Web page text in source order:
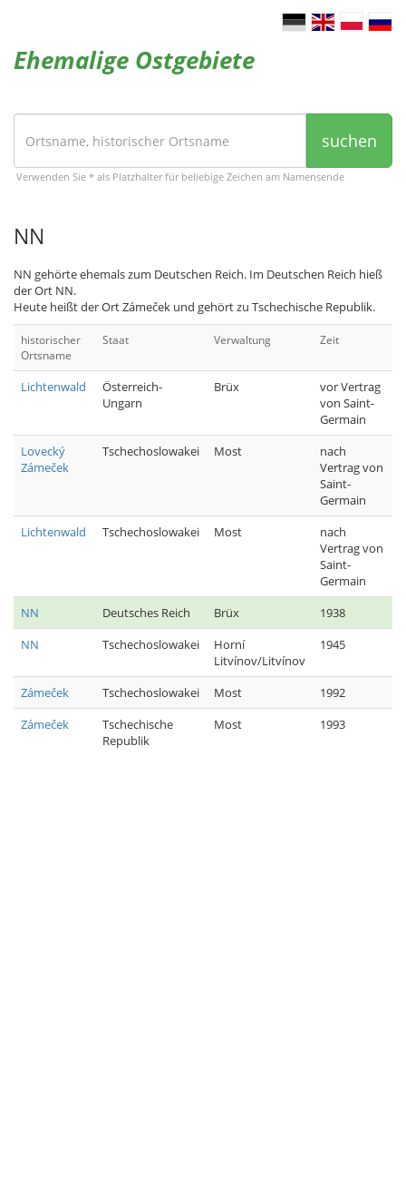
Ehemalige Ostgebiete
suchen
Verwenden Sie * als Platzhalter für beliebige Zeichen am Namensende
NN
NN gehörte ehemals zum Deutschen Reich. Im Deutschen Reich hieß
der Ort NN.
Heute heißt der Ort Zámeček und gehört zu Tschechische Republik.
historischer
Ortsname
Staat Verwaltung Zeit
Lichtenwald
Österreich-
Ungarn
Brüx
vor Vertrag
von Saint-
Germain
Lovecký
Zámeček
Tschechoslowakei Most
nach
Vertrag von
Saint-
Germain
Lichtenwald
Tschechoslowakei Most
nach
Vertrag von
Saint-
Germain
NN
Deutsches Reich Brüx
1938
NN
Tschechoslowakei
Horní
Litvínov/Litvínov
1945
Zámeček Tschechoslowakei Most
1992
Zámeček
Tschechische
Republik
Most 1993